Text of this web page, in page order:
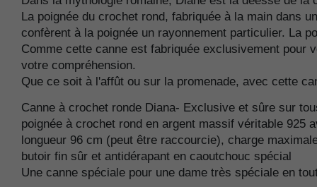
La poignée du crochet rond, fabriquée à la main dans
confèrent à la poignée un rayonnement particulier. La
Comme cette canne est fabriquée exclusivement pour
votre compréhension.
Que ce soit à l'affût ou sur la promenade, avec cette
Canne à crochet ronde Diana- Exclusive et sûre sur
poignée à crochet rond en argent massif véritable 925
longueur 96 cm (peut être raccourcie), charge
butoir fin sûr et antidérapant en caoutchouc spécial
Une canne spéciale pour une dame très spéciale en